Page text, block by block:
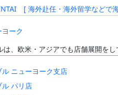
[ 海外赴任・海外留学などで
ーク
は、欧米・アジアでも店舗展開を
ル ニューヨーク支店
ル パリ店